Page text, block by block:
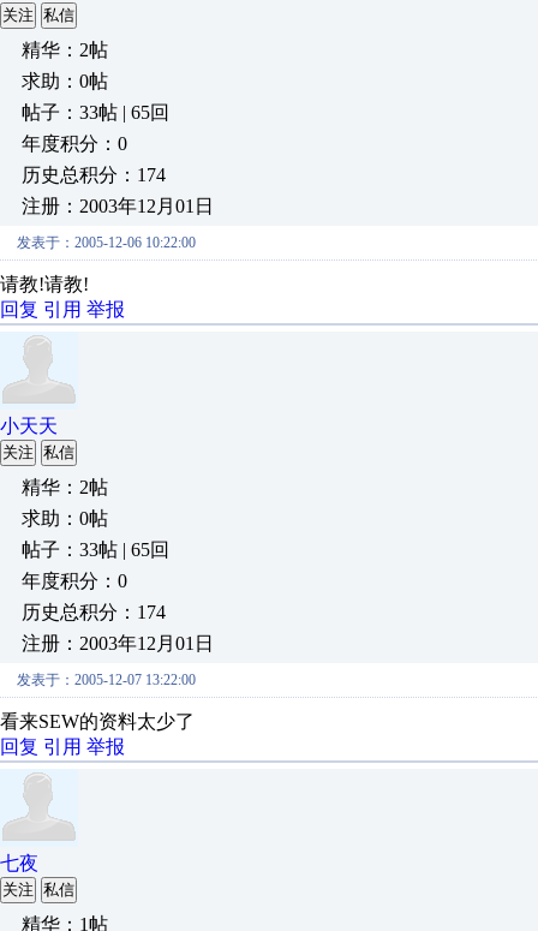
关注 私信
精华：2帖
求助：0帖
帖子：33帖 | 65回
年度积分：0
历史总积分：174
注册：2003年12月01日
发表于：2005-12-06 10:22:00
请教!请教!
回复 引用 举报
小天天
关注 私信
精华：2帖
求助：0帖
帖子：33帖 | 65回
年度积分：0
历史总积分：174
注册：2003年12月01日
发表于：2005-12-07 13:22:00
看来SEW的资料太少了
回复 引用 举报
七夜
关注 私信
精华：1帖